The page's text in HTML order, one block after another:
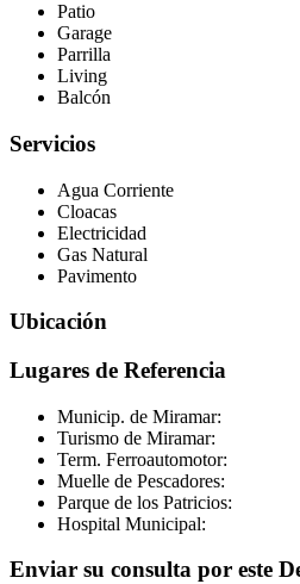
Patio
Garage
Parrilla
Living
Balcón
Servicios
Agua Corriente
Cloacas
Electricidad
Gas Natural
Pavimento
Ubicación
Lugares de Referencia
Municip. de Miramar:
Turismo de Miramar:
Term. Ferroautomotor:
Muelle de Pescadores:
Parque de los Patricios:
Hospital Municipal:
Enviar su consulta por este